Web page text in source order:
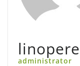
administrator